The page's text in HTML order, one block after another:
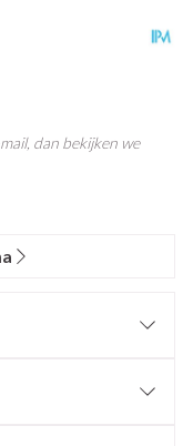
dan bekijken we